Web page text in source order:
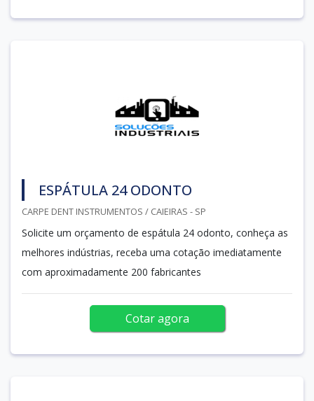
ESPÁTULA 24 ODONTO
CARPE DENT INSTRUMENTOS / CAIEIRAS - SP
Solicite um orçamento de espátula 24 odonto, conheça as
melhores indústrias, receba uma cotação imediatamente
com aproximadamente 200 fabricantes
Cotar agora